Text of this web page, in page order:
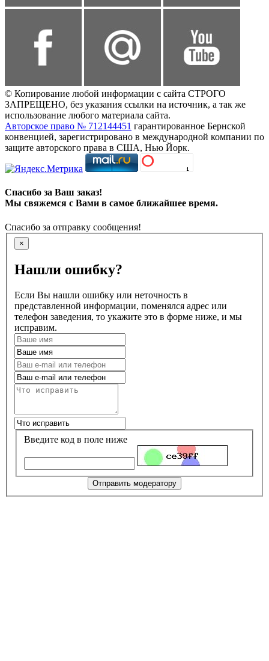
© Копирование любой информации с сайта СТРОГО
ЗАПРЕЩЕНО, без указания ссылки на источник, а так же
использование любого материала сайта.
Авторское право № 712144451 гарантированное Бернской
конвенцией, зарегистрировано в международной компании по
защите авторского права в США, Нью Йорк.
Спасибо за Ваш заказ!
Мы свяжемся с Вами в самое ближайшее время.
Спасибо за отправку сообщения!
×
Нашли ошибку?
Если Вы нашли ошибку или неточность в
представленной информации, поменялся адрес или
телефон заведения, то укажите это в форме ниже, и мы
исправим.
Введите код в поле ниже
Отправить модератору